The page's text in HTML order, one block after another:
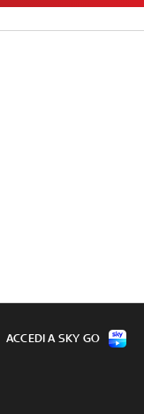
ACCEDI A SKY GO